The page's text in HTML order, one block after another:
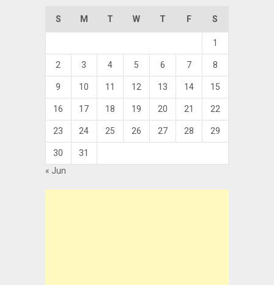
S M T W T F S
1
2 3 4 5 6 7 8
9 10 11 12 13 14 15
16 17 18 19 20 21 22
23 24 25 26 27 28 29
30
31
« Jun